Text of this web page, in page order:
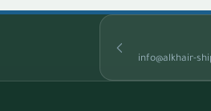
info@alkhair-